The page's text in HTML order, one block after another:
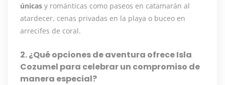
únicas y románticas como paseos en catamarán al
atardecer, cenas privadas en la playa o buceo en
arrecifes de coral.
2. ¿Qué opciones de aventura ofrece Isla
Cozumel para celebrar un compromiso de
manera especial?